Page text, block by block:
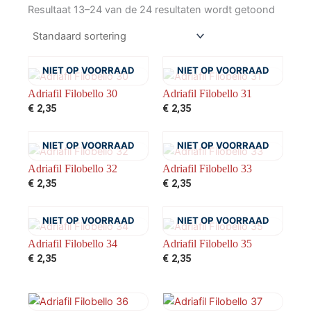
Resultaat 13–24 van de 24 resultaten wordt getoond
NIET OP VOORRAAD
Adriafil Filobello 30
€ 2,35
NIET OP VOORRAAD
Adriafil Filobello 31
€ 2,35
NIET OP VOORRAAD
Adriafil Filobello 32
€ 2,35
NIET OP VOORRAAD
Adriafil Filobello 33
€ 2,35
NIET OP VOORRAAD
Adriafil Filobello 34
€ 2,35
NIET OP VOORRAAD
Adriafil Filobello 35
€ 2,35